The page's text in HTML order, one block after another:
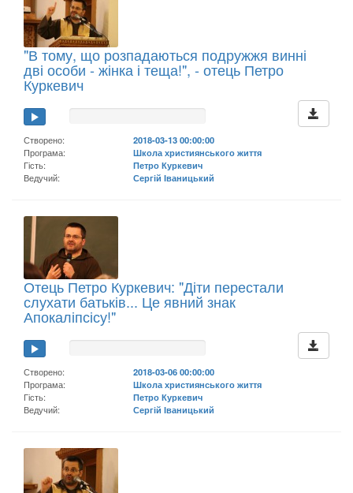
"В тому, що розпадаються подружжя винні
дві особи - жінка і теща!", - отець Петро
Куркевич
Створено:
2018-03-13 00:00:00
Програма:
Школа християнського життя
Гість:
Петро Куркевич
Ведучий:
Сергій Іваницький
Отець Петро Куркевич: "Діти перестали
слухати батьків... Це явний знак
Апокаліпсісу!"
Створено:
2018-03-06 00:00:00
Програма:
Школа християнського життя
Гість:
Петро Куркевич
Ведучий:
Сергій Іваницький